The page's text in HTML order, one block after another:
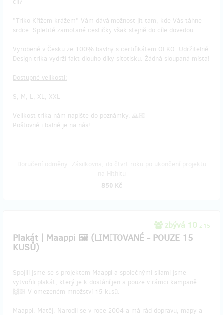
cíl?
"Triko Křížem krážem" Vám dává možnost jít tam, kde Vás táhne
srdce. Spletité zamotané cestičky však stejně do cíle dovedou.
Vyrobené v Česku ze 100% bavlny s certifikátem OEKO. Udržitelné.
Design trika vydrží fakt dlouho díky sítotisku. Žádná sloupaná místa!
Dostupné velikosti:
S, M, L, XL, XXL
​​Velikost trika nám napište do poznámky. 🙏🏻
Poštovné i balné je na nás!
850 Kč
zbývá 10 z 15
Plakát | Maappi 🖼 (LIMITOVANÉ - POUZE 15
KUSŮ)
Spojili jsme se s projektem Maappi a společnými silami jsme
vytvořili plakát, který je k dostání jen a pouze v rámci kampaně.
🙌🏻 V omezeném množství 15 kusů.
Maappi. Matěj. Narodil se v roce 2004 a má rád dopravu, mapy a